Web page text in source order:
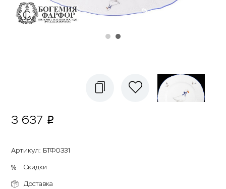
3 637 p
Артикул: БТФ0331
Скидки
Доставка